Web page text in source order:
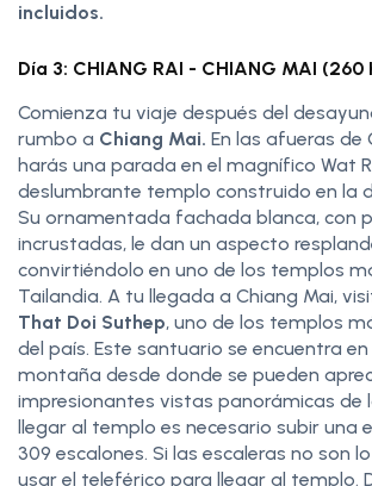
incluidos.
Día 3: CHIANG RAI - CHIANG MAI (260
Comienza tu viaje después del
rumbo a Chiang Mai. En las afueras de
harás una parada en el magnífico Wat
deslumbrante templo construido en la
Su ornamentada fachada blanca, con
incrustadas, le dan un aspecto
convirtiéndolo en uno de los templos
Tailandia. A tu llegada a Chiang Mai,
That Doi Suthep, uno de los templos
del país. Este santuario se encuentra
montaña desde donde se pueden
impresionantes vistas panorámicas de
llegar al templo es necesario subir una
309 escalones. Si las escaleras no son
usar el teleférico para llegar al templo.